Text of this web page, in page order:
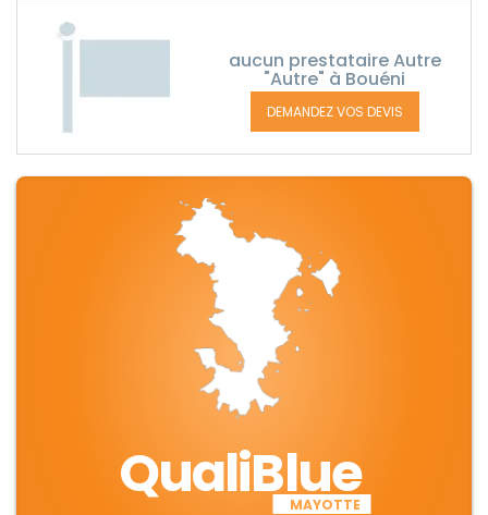
aucun prestataire Autre
"Autre" à Bouéni
DEMANDEZ VOS DEVIS
QualiBlue
MAYOTTE